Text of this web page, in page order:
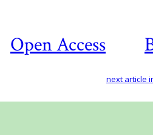
Open Access
next article